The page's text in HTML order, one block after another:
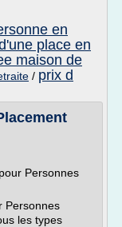
en
place en
maison de
/ prix d
Personnes
Personnes
les types